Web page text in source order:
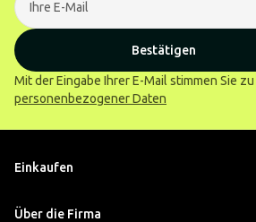
Bestätigen
Mit der Eingabe Ihrer E-Mail stimmen Sie zu
personenbezogener Daten
Einkaufen
Über die Firma